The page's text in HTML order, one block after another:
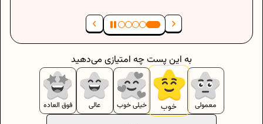
معمولی خوب خیلی خوب عالی فوق العاده
به این پست چه امتیازی می‌دهید